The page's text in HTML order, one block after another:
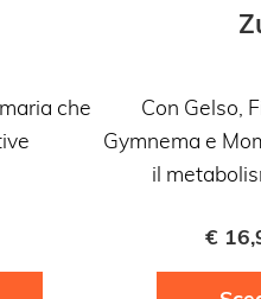
che
Con Gelso,
Gymnema e
il
€